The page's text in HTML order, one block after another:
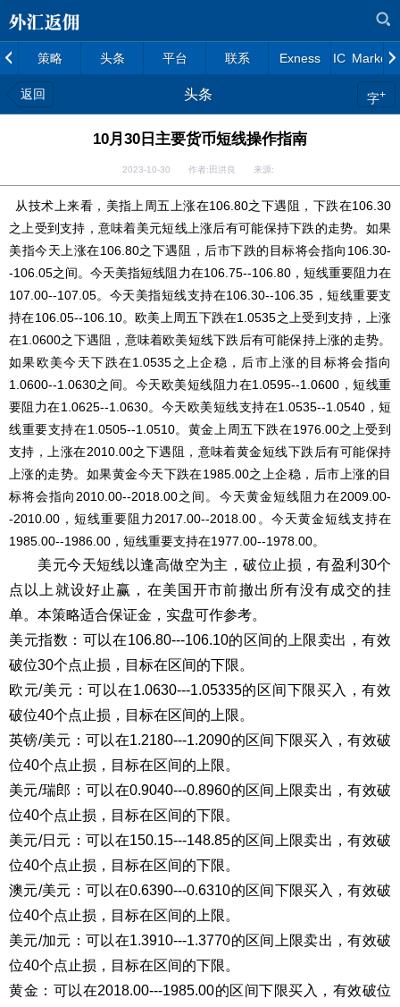
策略 头条 平台 联系 Exness IC Markets
返回 头条 字+
10月30日主要货币短线操作指南
2023-10-30 作者:田洪良 来源:
从技术上来看，美指上周五上涨在106.80之下遇阻，下跌在106.30
之上受到支持，意味着美元短线上涨后有可能保持下跌的走势。如果
美指今天上涨在106.80之下遇阻，后市下跌的目标将会指向106.30-
-106.05之间。今天美指短线阻力在106.75--106.80，短线重要阻力在
107.00--107.05。今天美指短线支持在106.30--106.35，短线重要支
持在106.05--106.10。欧美上周五下跌在1.0535之上受到支持，上涨
在1.0600之下遇阻，意味着欧美短线下跌后有可能保持上涨的走势。
如果欧美今天下跌在1.0535之上企稳，后市上涨的目标将会指向
1.0600--1.0630之间。今天欧美短线阻力在1.0595--1.0600，短线重
要阻力在1.0625--1.0630。今天欧美短线支持在1.0535--1.0540，短
线重要支持在1.0505--1.0510。黄金上周五下跌在1976.00之上受到
支持，上涨在2010.00之下遇阻，意味着黄金短线下跌后有可能保持
上涨的走势。如果黄金今天下跌在1985.00之上企稳，后市上涨的目
标将会指向2010.00--2018.00之间。今天黄金短线阻力在2009.00-
-2010.00，短线重要阻力2017.00--2018.00。今天黄金短线支持在
1985.00--1986.00，短线重要支持在1977.00--1978.00。
美元今天短线以逢高做空为主，破位止损，有盈利30个
点以上就设好止赢，在美国开市前撤出所有没有成交的挂
单。本策略适合保证金，实盘可作参考。
美元指数：可以在106.80---106.10的区间的上限卖出，有效
破位30个点止损，目标在区间的下限。
欧元/美元：可以在1.0630---1.05335的区间下限买入，有效
破位40个点止损，目标在区间的上限。
英镑/美元：可以在1.2180---1.2090的区间下限买入，有效破
位40个点止损，目标在区间的上限。
美元/瑞郎：可以在0.9040---0.8960的区间上限卖出，有效破
位40个点止损，目标在区间的下限。
美元/日元：可以在150.15---148.85的区间上限卖出，有效破
位40个点止损，目标在区间的下限。
澳元/美元：可以在0.6390---0.6310的区间下限买入，有效破
位40个点止损，目标在区间的上限。
美元/加元：可以在1.3910---1.3770的区间上限卖出，有效破
位40个点止损，目标在区间的下限。
黄金：可以在2018.00---1985.00的区间下限买入，有效破位